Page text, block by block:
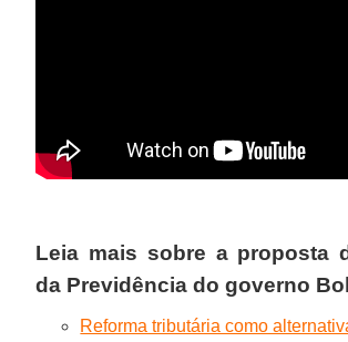
Leia mais sobre a proposta
da Previdência do governo
Reforma tributária como